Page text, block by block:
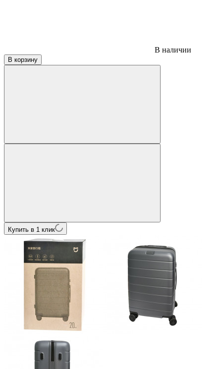
В наличии
В корзину
Купить в 1 клик